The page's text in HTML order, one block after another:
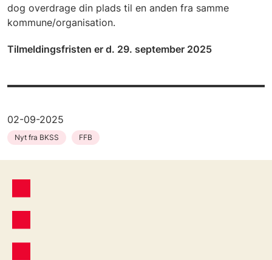
dog overdrage din plads til en anden fra samme
kommune/organisation.
Tilmeldingsfristen er d. 29. september 2025
02-09-2025
Nyt fra BKSS FFB